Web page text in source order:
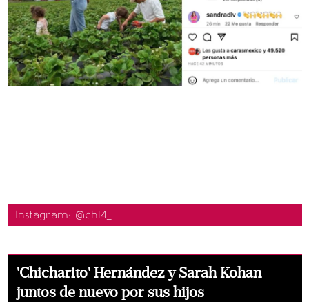
Instagram: @ch14_
'Chicharito' Hernández y Sarah Kohan
juntos de nuevo por sus hijos